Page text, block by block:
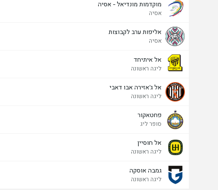
מוקדמות מונדיאל - אסיה
אסיה
אליפות ערב לקבוצות
אסיה
אל איתיחד
ליגה ראשונה
אל ג'אזירה אבו דאבי
ליגה ראשונה
פחטאקור
סופר ליג
אל חוסיין
ליגה ראשונה
גמבה אוסקה
ליגה ראשונה